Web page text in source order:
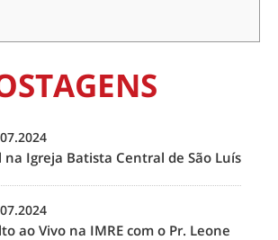
na Igreja Batista Central de São Luís
ao Vivo na IMRE com o Pr. Leone